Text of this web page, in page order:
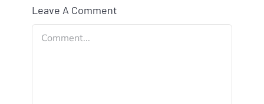
Leave A Comment
Comment